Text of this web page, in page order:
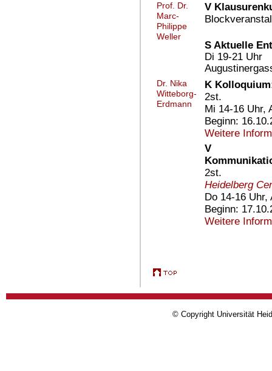
Prof. Dr.
Marc-
Philippe
Weller
V
S Aktuelle
Di 19-21 Uhr
Dr. Nika
Witteborg-
Erdmann
K
2st.
Mi 14-16 Uhr,
Beginn:
Weitere
V
2st.
Heidelberg
Do 14-16
Beginn:
Weitere
© Copyright Universität